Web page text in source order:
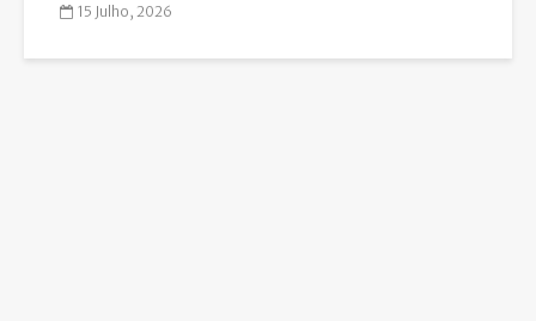
15 Julho, 2026